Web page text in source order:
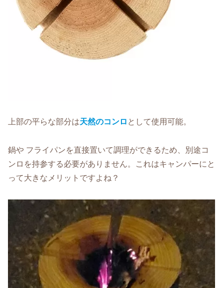
上部の平らな部分は天然のコンロ として使用可能。
鍋や フライパンを直接置いて調理ができるため、別途コ
ンロを持参する必要がありません。これはキャンパーにと
って大きなメリットですよね？